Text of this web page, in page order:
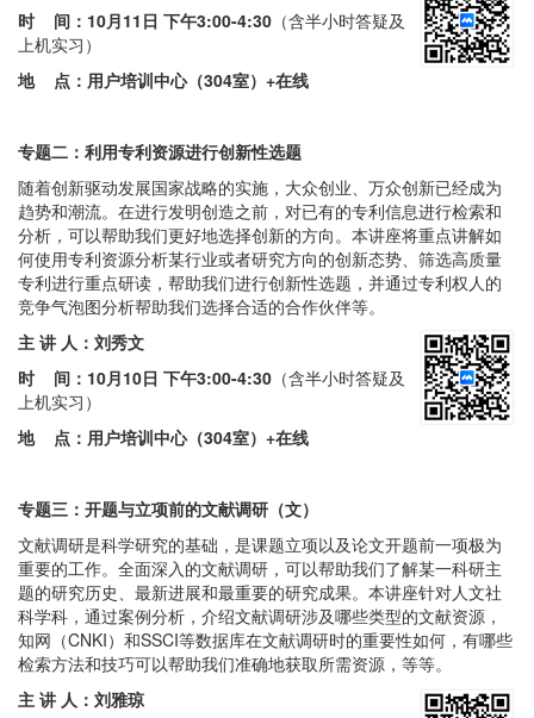
时 间： 10月11日 下午3:00-4:30 （含半小时答疑及
上机实习）
地 点：用户培训中心（304室）+在线
专题二： 利用专利资源进行创新性选题
随着创新驱动发展国家战略的实施，大众创业、万众创新已经成为
趋势和潮流。在进行发明创造之前，对已有的专利信息进行检索和
分析，可以帮助我们更好地选择创新的方向。本讲座将重点讲解如
何使用专利资源分析某行业或者研究方向的创新态势、筛选高质量
专利进行重点研读，帮助我们进行创新性选题，并通过专利权人的
竞争气泡图分析帮助我们选择合适的合作伙伴等。
主 讲 人：刘秀文
时 间： 10月10日 下午3:00-4:30 （含半小时答疑及
上机实习）
地 点：用户培训中心（304室）+在线
专题三：开题与立项前的文献调研（文）
文献调研是科学研究的基础，是课题立项以及论文开题前一项极为
重要的工作。全面深入的文献调研，可以帮助我们了解某一科研主
题的研究历史、最新进展和最重要的研究成果。本讲座针对人文社
科学科，通过案例分析，介绍文献调研涉及哪些类型的文献资源，
知网（CNKI）和SSCI等数据库在文献调研时的重要性如何，有哪些
检索方法和技巧可以帮助我们准确地获取所需资源，等等。
主 讲 人：刘雅琼